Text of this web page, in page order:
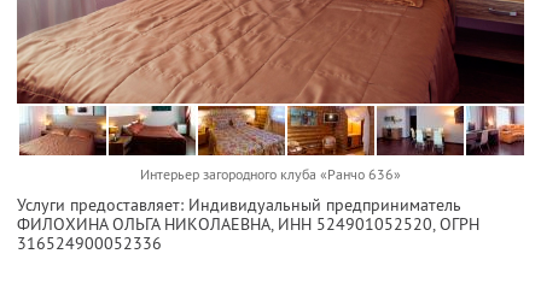
Интерьер загородного клуба «Ранчо 636»
Услуги предоставляет: Индивидуальный предприниматель
ФИЛОХИНА ОЛЬГА НИКОЛАЕВНА, ИНН 524901052520, ОГРН
316524900052336